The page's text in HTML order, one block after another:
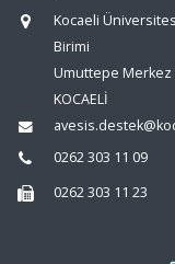
Kocaeli
Birimi
Umuttepe Merkez
KOCAELİ
0262 303 11 09
0262 303 11 23